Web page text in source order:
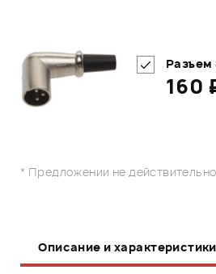
Разъем
160
* Предложении не
Описание и характеристики